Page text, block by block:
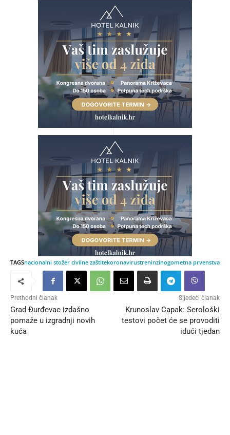
TAGSnacionalni stožer civilne zaštitekoronavirustreninzinogometna prvenstva
Prethodni članak
Grad Đurđevac izdašno
pomaže u izgradnji novih
kuća
Sljedeći članak
Krunoslav Capak: Serološki
testovi počet će se provoditi
idući tjedan